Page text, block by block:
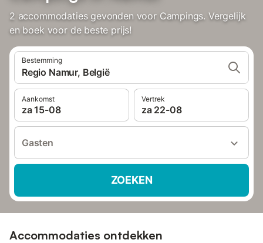
2 accommodaties gevonden voor Campings. Vergelijk
en boek voor de beste prijs!
Bestemming
Regio Namur, België
Aankomst
za 15-08
Vertrek
za 22-08
Gasten
ZOEKEN
Accommodaties ontdekken